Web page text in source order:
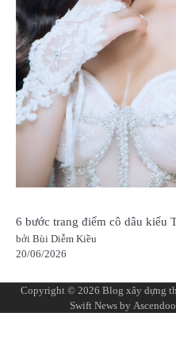
6 bước trang điểm cô dâu kiểu
bởi Bùi Diễm Kiều
20/06/2026
Copyright © 2026 Blog xây dựng
Swift News by